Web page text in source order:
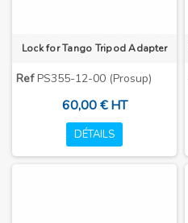
Lock for Tango Tripod Adapter
RefPS355-12-00 (Prosup)
60,00 € HT
DÉTAILS